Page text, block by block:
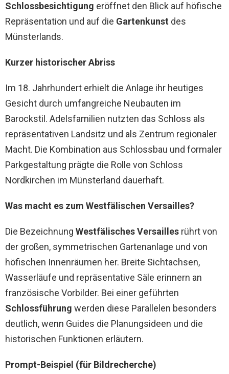
Schlossbesichtigung eröffnet den Blick auf höfische
Repräsentation und auf die Gartenkunst des
Münsterlands.
Kurzer historischer Abriss
Im 18. Jahrhundert erhielt die Anlage ihr heutiges
Gesicht durch umfangreiche Neubauten im
Barockstil. Adelsfamilien nutzten das Schloss als
repräsentativen Landsitz und als Zentrum regionaler
Macht. Die Kombination aus Schlossbau und formaler
Parkgestaltung prägte die Rolle von Schloss
Nordkirchen im Münsterland dauerhaft.
Was macht es zum Westfälischen Versailles?
Die Bezeichnung Westfälisches Versailles rührt von
der großen, symmetrischen Gartenanlage und von
höfischen Innenräumen her. Breite Sichtachsen,
Wasserläufe und repräsentative Säle erinnern an
französische Vorbilder. Bei einer geführten
Schlossführung werden diese Parallelen besonders
deutlich, wenn Guides die Planungsideen und die
historischen Funktionen erläutern.
Prompt-Beispiel (für Bildrecherche)